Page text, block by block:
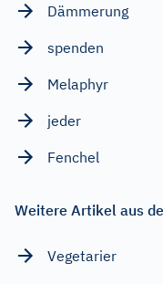
Dämmerung
spenden
Melaphyr
jeder
Fenchel
Weitere Artikel aus
Vegetarier